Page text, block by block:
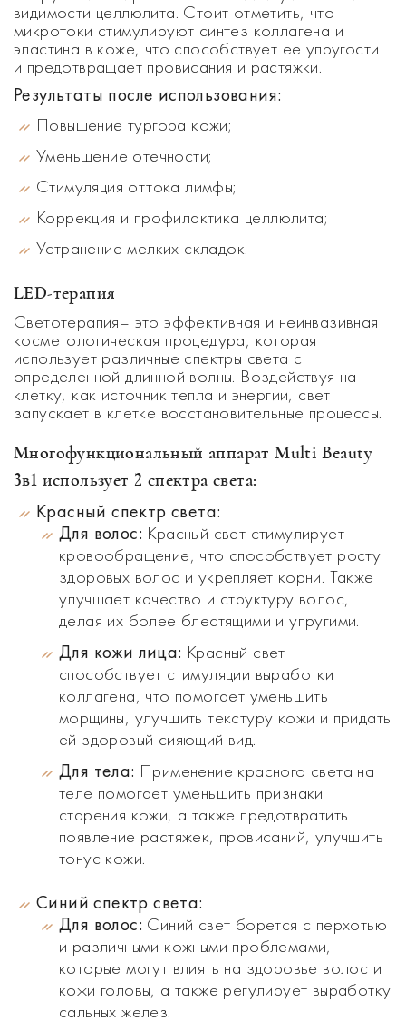
видимости целлюлита. Стоит отметить, что
микротоки стимулируют синтез коллагена и
эластина в коже, что способствует ее упругости
и предотвращает провисания и растяжки.
Результаты после использования:
Повышение тургора кожи;
Уменьшение отечности;
Стимуляция оттока лимфы;
Коррекция и профилактика целлюлита;
Устранение мелких складок.
LED-терапия
Светотерапия– это эффективная и неинвазивная
косметологическая процедура, которая
использует различные спектры света с
определенной длинной волны. Воздействуя на
клетку, как источник тепла и энергии, свет
запускает в клетке восстановительные процессы.
Многофункциональный аппарат Multi Beauty
3в1 использует 2 спектра света:
Красный спектр света:
Для волос: Красный свет стимулирует
кровообращение, что способствует росту
здоровых волос и укрепляет корни. Также
улучшает качество и структуру волос,
делая их более блестящими и упругими.
Для кожи лица: Красный свет
способствует стимуляции выработки
коллагена, что помогает уменьшить
морщины, улучшить текстуру кожи и придать
ей здоровый сияющий вид.
Для тела: Применение красного света на
теле помогает уменьшить признаки
старения кожи, а также предотвратить
появление растяжек, провисаний, улучшить
тонус кожи.
Синий спектр света:
Для волос: Синий свет борется с перхотью
и различными кожными проблемами,
которые могут влиять на здоровье волос и
кожи головы, а также регулирует выработку
сальных желез.